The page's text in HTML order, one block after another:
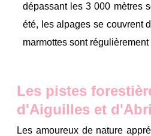
dépassant les 3 000 mètres
été, les alpages se couvrent
marmottes sont
Les pistes
d'Aiguilles et
Les amoureux de nature